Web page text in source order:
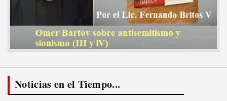
Noticias en el Tiempo...